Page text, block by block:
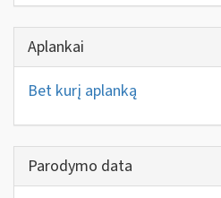
Aplankai
Bet kurį aplanką
Parodymo data